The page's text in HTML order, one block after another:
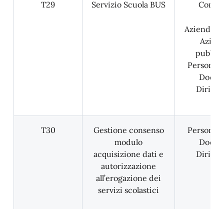
T29 Servizio Scuola BUS
Aziende
T30
Gestione consenso
modulo
acquisizione dati e
autorizzazione
all’erogazione dei
servizi scolastici